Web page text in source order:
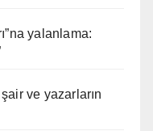
yalanlama:
ve yazarların